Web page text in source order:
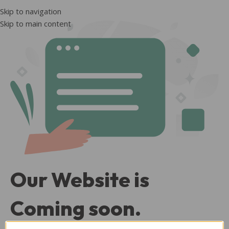
Skip to navigation
Skip to main content
Our Website is
Coming soon.